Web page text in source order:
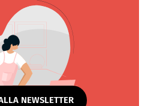
NEWSLETTER